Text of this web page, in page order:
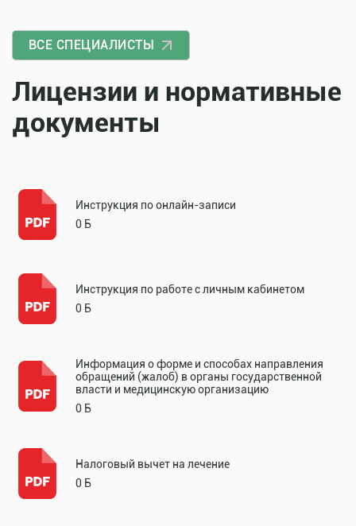
ВСЕ СПЕЦИАЛИСТЫ
Лицензии и нормативные
документы
Инструкция по онлайн-записи
0 Б
Инструкция по работе с личным кабинетом
0 Б
Информация о форме и способах направления
обращений (жалоб) в органы государственной
власти и медицинскую организацию
0 Б
Налоговый вычет на лечение
0 Б